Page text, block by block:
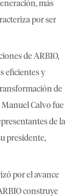
más
por ser
de ARBIO,
eficientes y
de
Manuel Calvo fue
de la
presidente,
por el avance
construye